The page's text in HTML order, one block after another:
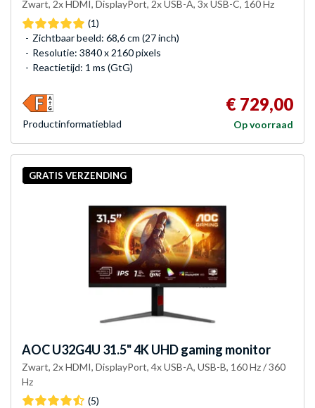
Zwart, 2x HDMI, DisplayPort, 2x USB-A, 3x USB-C, 160 Hz
(1)
Zichtbaar beeld: 68,6 cm (27 inch)
Resolutie: 3840 x 2160 pixels
Reactietijd: 1 ms (GtG)
€ 729,00
Op voorraad
Product­informatieblad
GRATIS VERZENDING
AOCU32G4U 31.5" 4K UHD gaming monitor
Zwart, 2x HDMI, DisplayPort, 4x USB-A, USB-B, 160 Hz / 360
Hz
(5)